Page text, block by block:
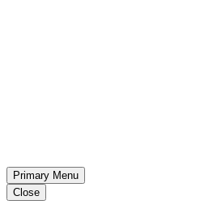
Primary Menu
Close